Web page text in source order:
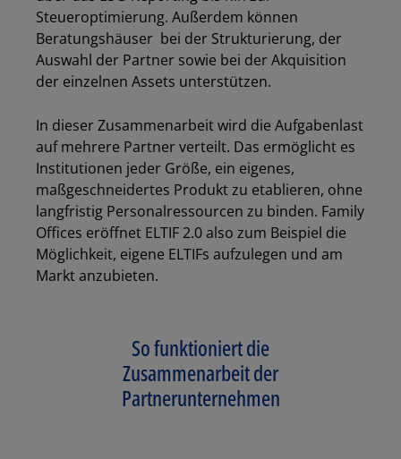
Steueroptimierung. Außerdem können
Beratungshäuser bei der Strukturierung, der
Auswahl der Partner sowie bei der Akquisition
der einzelnen Assets unterstützen.
In dieser Zusammenarbeit wird die Aufgabenlast
auf mehrere Partner verteilt. Das ermöglicht es
Institutionen jeder Größe, ein eigenes,
maßgeschneidertes Produkt zu etablieren, ohne
langfristig Personalressourcen zu binden. Family
Offices eröffnet ELTIF 2.0 also zum Beispiel die
Möglichkeit, eigene ELTIFs aufzulegen und am
Markt anzubieten.
So funktioniert die
Zusammenarbeit der
Partnerunternehmen